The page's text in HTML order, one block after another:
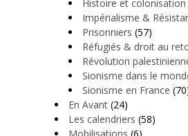
Histoire et colonisation
Impérialisme &
Prisonniers (57)
Réfugiés & droit au
Révolution
Sionisme dans le
Sionisme en France
En Avant (24)
Les calendriers (58)
Mobilisations (6)